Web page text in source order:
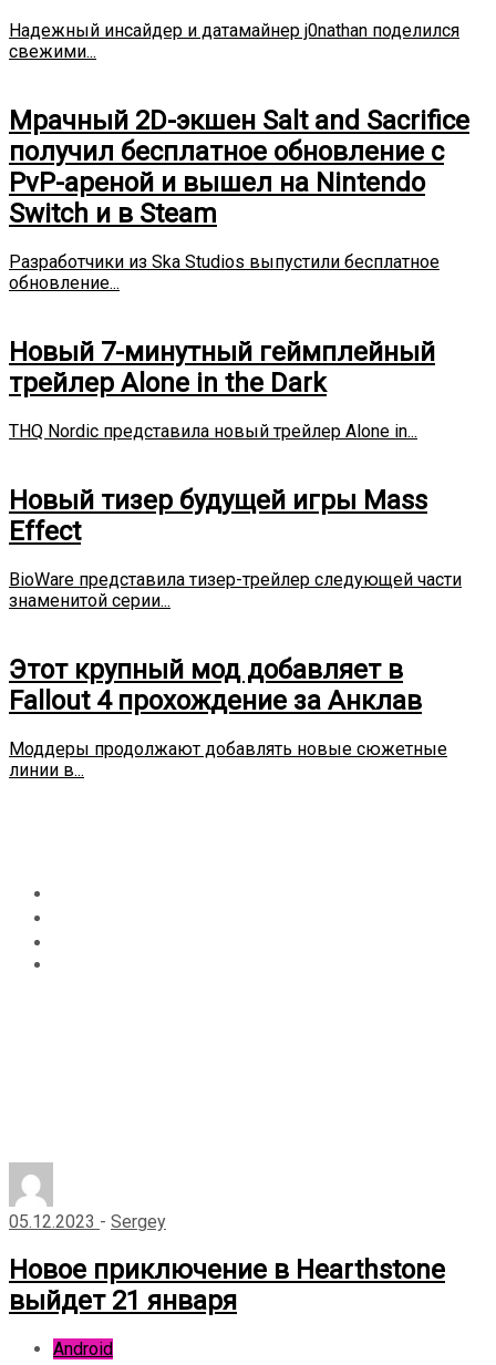
Надежный инсайдер и датамайнер j0nathan поделился
свежими...
Мрачный 2D-экшен Salt and Sacrifice
получил бесплатное обновление с
PvP-ареной и вышел на Nintendo
Switch и в Steam
Разработчики из Ska Studios выпустили бесплатное
обновление...
Новый 7-минутный геймплейный
трейлер Alone in the Dark
THQ Nordic представила новый трейлер Alone in...
Новый тизер будущей игры Mass
Effect
BioWare представила тизер-трейлер следующей части
знаменитой серии...
Этот крупный мод добавляет в
Fallout 4 прохождение за Анклав
Моддеры продолжают добавлять новые сюжетные
линии в...
05.12.2023 - Sergey
Новое приключение в Hearthstone
выйдет 21 января
Android